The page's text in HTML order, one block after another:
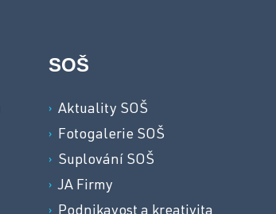
SOŠ
Aktuality SOŠ
Fotogalerie SOŠ
Suplování SOŠ
JA Firmy